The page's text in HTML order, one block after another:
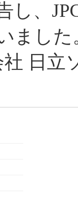
し、
ました
日立